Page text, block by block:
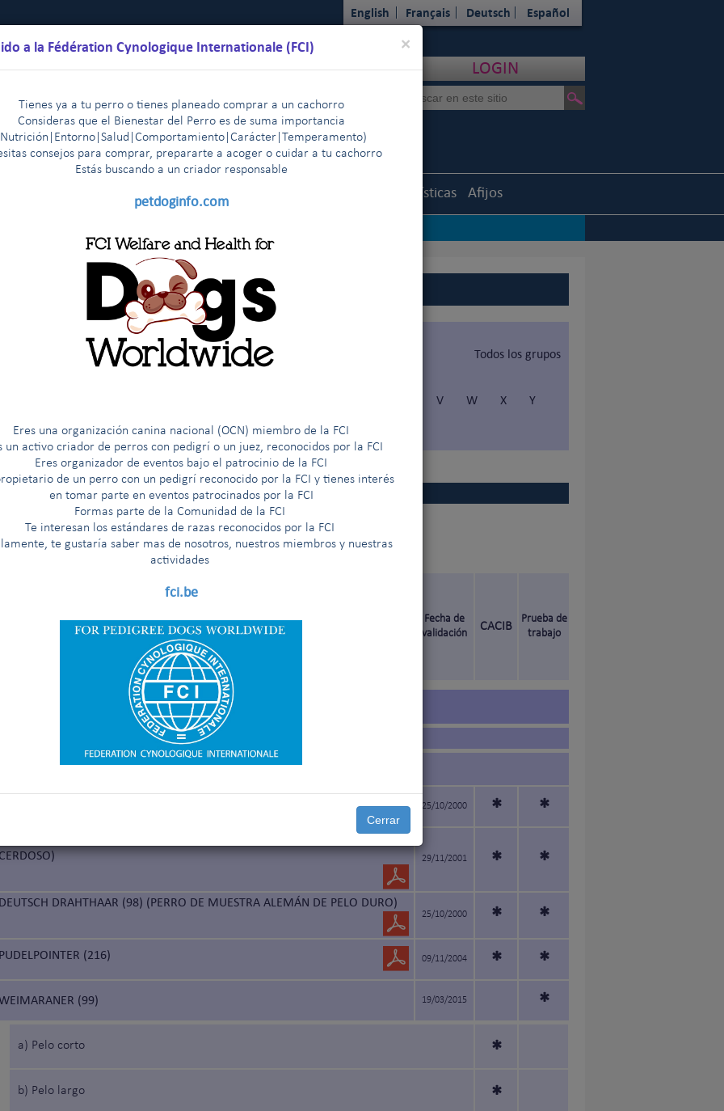
×
a la Fédération Cynologique Internationale (FCI)
Tienes ya a tu perro o tienes planeado comprar a un cachorro
Consideras que el Bienestar del Perro es de suma importancia
consejos para comprar, prepararte a acoger o cuidar a tu cachorro
Estás buscando a un criador responsable
petdoginfo.com
Eres una organización canina nacional (OCN) miembro de la FCI
un activo criador de perros con pedigrí o un juez, reconocidos por la FCI
Eres organizador de eventos bajo el patrocinio de la FCI
de un perro con un pedigrí reconocido por la FCI y tienes interés
en tomar parte en eventos patrocinados por la FCI
Formas parte de la Comunidad de la FCI
Te interesan los estándares de razas reconocidos por la FCI
te gustaría saber mas de nosotros, nuestros miembros y nuestras
actividades
fci.be
Cerrar
English Français Deutsch Español
LOGIN
Resultados Estadísticas Afijos
razas de la FCI
Todos los grupos
V W X
Y
e irlandeses
au Championnat International de Beauté (premio para el título de «Campeón Internacional de
prueba de trabajo según la Nomenclatura de razas de la FCI
prueba de trabajo solamente para los países que lo hayan solicitado
de trabajo solamente para los países nórdicos (Finlandia, Noruega, Suecia)
Fecha de
validación
CACIB
Prueba de
trabajo
25/10/2000 * *
DEUTSCH STICHELHAAR (232) (PERRO DE MUESTRA ALEMÁN DE PELO
29/11/2001 * *
DEUTSCH DRAHTHAAR (98) (PERRO DE MUESTRA ALEMÁN DE PELO DURO)
25/10/2000 * *
PUDELPOINTER (216) 09/11/2004 * *
(99) 19/03/2015 *
a) Pelo corto *
b) Pelo largo *